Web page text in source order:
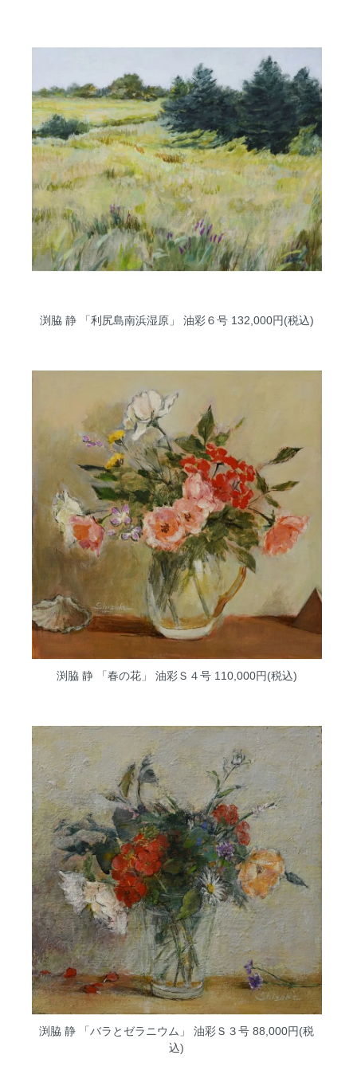
渕脇 静 「利尻島南浜湿原」 油彩６号132,000円(税込)
渕脇 静 「春の花」 油彩Ｓ４号110,000円(税込)
渕脇 静 「バラとゼラニウム」 油彩Ｓ３号 88,000円(税
込)